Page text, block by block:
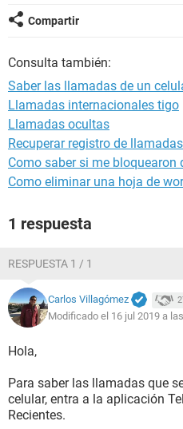
Compartir
Consulta también:
Saber las llamadas de un
Llamadas internacionales tigo
Llamadas ocultas
Recuperar registro de
Como saber si me bloquearon
Como eliminar una hoja de
1 respuesta
RESPUESTA 1 / 1
Carlos Villagómez
Modificado el 16 jul 2019 a
Hola,
Para saber las llamadas que
celular, entra a la aplicación
Recientes.